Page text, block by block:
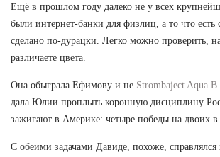
Ещё в прошлом году далеко не у всех
были интернет-банки для физлиц, а то что
сделано по-дурацки. Легко можно проверить,
различаете цвета.
Она обыграла Ефимову и не Strombaject Aqua
дала Юлии проплыть коронную дисциплину
зажигают в Америке: четыре победы на двоих
С обеими задачами Давиде, похоже, справлялся